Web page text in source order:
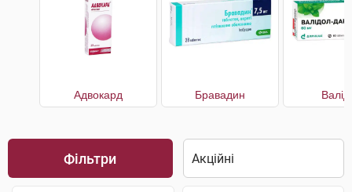
Адвокард Бравадин
Фільтри